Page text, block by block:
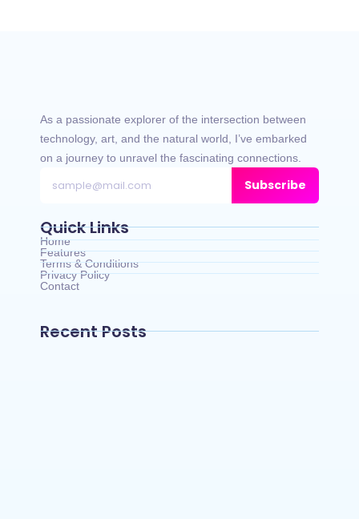
As a passionate explorer of the intersection between
technology, art, and the natural world, I’ve embarked
on a journey to unravel the fascinating connections.
Subscribe
Quick Links
Home
Features
Terms & Conditions
Privacy Policy
Contact
Recent Posts